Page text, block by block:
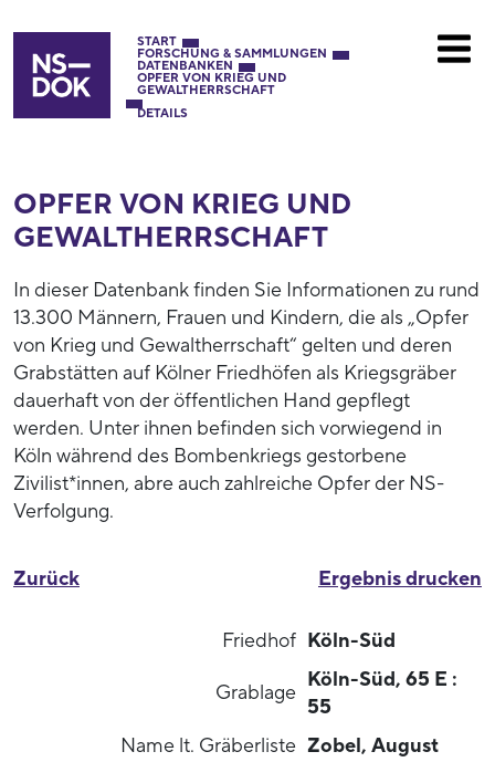
START
FORSCHUNG & SAMMLUNGEN
DATENBANKEN
OPFER VON KRIEG UND
GEWALTHERRSCHAFT
DETAILS
OPFER VON KRIEG UND
GEWALTHERRSCHAFT
In dieser Datenbank finden Sie Informationen zu rund
13.300 Männern, Frauen und Kindern, die als „Opfer
von Krieg und Gewaltherrschaft“ gelten und deren
Grabstätten auf Kölner Friedhöfen als Kriegsgräber
dauerhaft von der öffentlichen Hand gepflegt
werden. Unter ihnen befinden sich vorwiegend in
Köln während des Bombenkriegs gestorbene
Zivilist*innen, abre auch zahlreiche Opfer der NS-
Verfolgung.
Ergebnis drucken
Zurück
Friedhof Köln-Süd
Grablage
Köln-Süd, 65 E :
55
Name lt. Gräberliste Zobel, August